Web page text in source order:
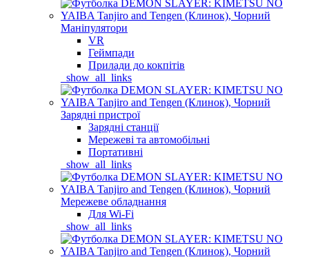
Маніпулятори
VR
Геймпади
Прилади до кокпітів
_show_all_links
Зарядні пристрої
Зарядні станції
Мережеві та автомобільні
Портативні
_show_all_links
Мережеве обладнання
Для Wi-Fi
_show_all_links